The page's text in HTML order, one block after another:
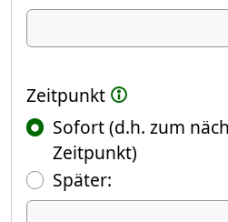
Ich kündige Folgendes
Zeitpunkt
Sofort (d.h. zum
Zeitpunkt)
Später:(Fokus
Datum